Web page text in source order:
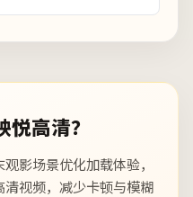
高清？
影场景优化加载体验，
视频，减少卡顿与模糊